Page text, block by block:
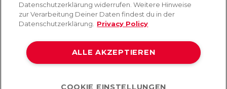
MARKEN
SERVICE
Datenschutzerklärung widerrufen. Weitere Hinweise
zur Verarbeitung Deiner Daten findest du in der
Datenschutzerklärung.
Privacy Policy
ALLE AKZEPTIEREN
COOKIE EINSTELLUNGEN